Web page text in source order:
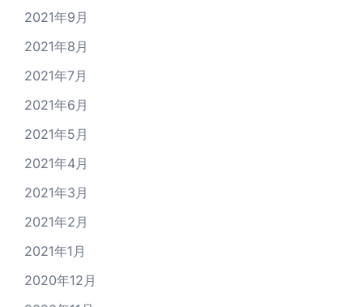
2021年9月
2021年8月
2021年7月
2021年6月
2021年5月
2021年4月
2021年3月
2021年2月
2021年1月
2020年12月